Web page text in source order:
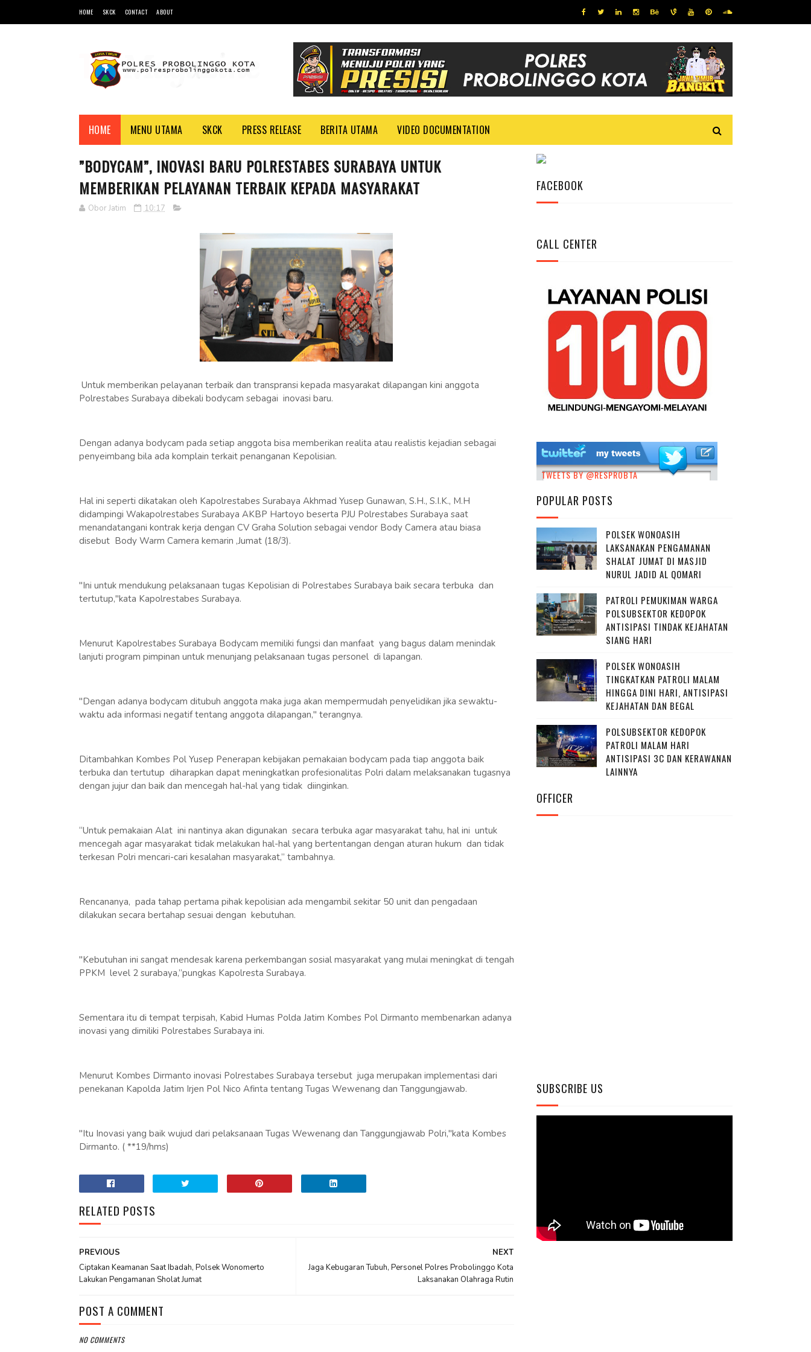
HOME SKCK CONTACT ABOUT
HOME MENU UTAMA SKCK PRESS RELEASE BERITA UTAMA VIDEO DOCUMENTATION
”BODYCAM”, INOVASI BARU POLRESTABES SURABAYA UNTUK
MEMBERIKAN PELAYANAN TERBAIK KEPADA MASYARAKAT
Obor Jatim 10:17
Untuk memberikan pelayanan terbaik dan transpransi kepada masyarakat dilapangan kini anggota
Polrestabes Surabaya dibekali bodycam sebagai inovasi baru.
Dengan adanya bodycam pada setiap anggota bisa memberikan realita atau realistis kejadian sebagai
penyeimbang bila ada komplain terkait penanganan Kepolisian.
Hal ini seperti dikatakan oleh Kapolrestabes Surabaya Akhmad Yusep Gunawan, S.H., S.I.K., M.H
didampingi Wakapolrestabes Surabaya AKBP Hartoyo beserta PJU Polrestabes Surabaya saat
menandatangani kontrak kerja dengan CV Graha Solution sebagai vendor Body Camera atau biasa
disebut Body Warm Camera kemarin ,Jumat (18/3).
"Ini untuk mendukung pelaksanaan tugas Kepolisian di Polrestabes Surabaya baik secara terbuka dan
tertutup,"kata Kapolrestabes Surabaya.
Menurut Kapolrestabes Surabaya Bodycam memiliki fungsi dan manfaat yang bagus dalam menindak
lanjuti program pimpinan untuk menunjang pelaksanaan tugas personel di lapangan.
"Dengan adanya bodycam ditubuh anggota maka juga akan mempermudah penyelidikan jika sewaktu-
waktu ada informasi negatif tentang anggota dilapangan," terangnya.
Ditambahkan Kombes Pol Yusep Penerapan kebijakan pemakaian bodycam pada tiap anggota baik
terbuka dan tertutup diharapkan dapat meningkatkan profesionalitas Polri dalam melaksanakan tugasnya
dengan jujur dan baik dan mencegah hal-hal yang tidak diinginkan.
“Untuk pemakaian Alat ini nantinya akan digunakan secara terbuka agar masyarakat tahu, hal ini untuk
mencegah agar masyarakat tidak melakukan hal-hal yang bertentangan dengan aturan hukum dan tidak
terkesan Polri mencari-cari kesalahan masyarakat,” tambahnya.
Rencananya, pada tahap pertama pihak kepolisian ada mengambil sekitar 50 unit dan pengadaan
dilakukan secara bertahap sesuai dengan kebutuhan.
"Kebutuhan ini sangat mendesak karena perkembangan sosial masyarakat yang mulai meningkat di tengah
PPKM level 2 surabaya,”pungkas Kapolresta Surabaya.
Sementara itu di tempat terpisah, Kabid Humas Polda Jatim Kombes Pol Dirmanto membenarkan adanya
inovasi yang dimiliki Polrestabes Surabaya ini.
Menurut Kombes Dirmanto inovasi Polrestabes Surabaya tersebut juga merupakan implementasi dari
penekanan Kapolda Jatim Irjen Pol Nico Afinta tentang Tugas Wewenang dan Tanggungjawab.
"Itu Inovasi yang baik wujud dari pelaksanaan Tugas Wewenang dan Tanggungjawab Polri,"kata Kombes
Dirmanto. ( **19/hms)
RELATED POSTS
NEXT
Jaga Kebugaran Tubuh, Personel Polres Probolinggo Kota
Laksanakan Olahraga Rutin
PREVIOUS
Ciptakan Keamanan Saat Ibadah, Polsek Wonomerto
Lakukan Pengamanan Sholat Jumat
POST A COMMENT
NO COMMENTS
FACEBOOK
CALL CENTER
TWEETS BY @RESPROBTA
POPULAR POSTS
POLSEK WONOASIH
LAKSANAKAN PENGAMANAN
SHALAT JUMAT DI MASJID
NURUL JADID AL QOMARI
PATROLI PEMUKIMAN WARGA
POLSUBSEKTOR KEDOPOK
ANTISIPASI TINDAK KEJAHATAN
SIANG HARI
POLSEK WONOASIH
TINGKATKAN PATROLI MALAM
HINGGA DINI HARI, ANTISIPASI
KEJAHATAN DAN BEGAL
POLSUBSEKTOR KEDOPOK
PATROLI MALAM HARI
ANTISIPASI 3C DAN KERAWANAN
LAINNYA
OFFICER
SUBSCRIBE US